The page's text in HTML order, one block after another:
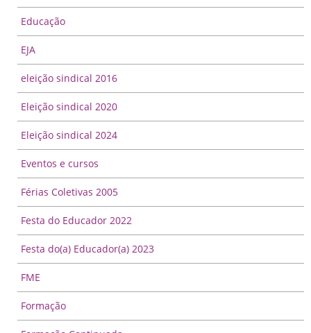
Educação
EJA
eleição sindical 2016
Eleição sindical 2020
Eleição sindical 2024
Eventos e cursos
Férias Coletivas 2005
Festa do Educador 2022
Festa do(a) Educador(a) 2023
FME
Formação